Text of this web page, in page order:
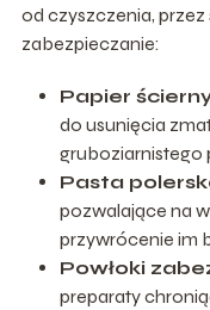
od czyszczenia,
zabezpieczanie:
Papier
do usunięcia
gruboziarnistego
Pasta
pozwalające na
przywrócenie im
Powłoki
preparaty